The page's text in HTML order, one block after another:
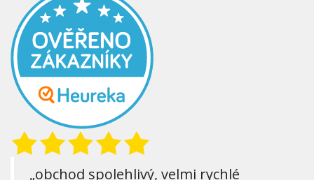
„obchod spolehlivý, velmi rychlé